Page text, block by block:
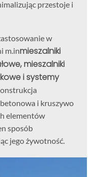
przestoje i
w
m.inmieszalniki
mieszalniki
i systemy
i kruszywo
elementów
sposób
jego żywotność.